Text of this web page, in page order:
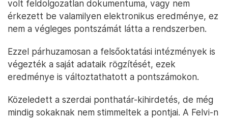
volt feldolgozatlan dokumentuma, vagy nem
érkezett be valamilyen elektronikus eredménye, ez
nem a végleges pontszámát látta a rendszerben.
Ezzel párhuzamosan a felsőoktatási intézmények is
végezték a saját adataik rögzítését, ezek
eredménye is változtathatott a pontszámokon.
Közeledett a szerdai ponthatár-kihirdetés, de még
mindig sokaknak nem stimmeltek a pontjai. A Felvi-n